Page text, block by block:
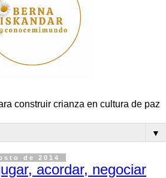
construir crianza en cultura de paz
▼
de 2014
acordar, negociar